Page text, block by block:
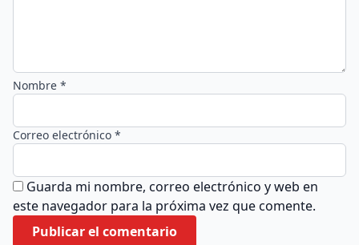
Nombre *
Correo electrónico *
Guarda mi nombre, correo electrónico y web en
este navegador para la próxima vez que comente.